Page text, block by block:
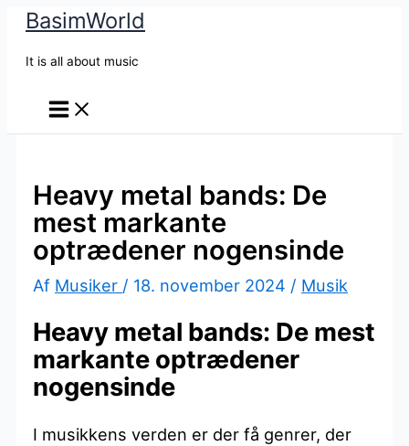
BasimWorld
It is all about music
Heavy metal bands: De
mest markante
optrædener nogensinde
Af Musiker / 18. november 2024 / Musik
Heavy metal bands: De mest
markante optrædener
nogensinde
I musikkens verden er der få genrer, der